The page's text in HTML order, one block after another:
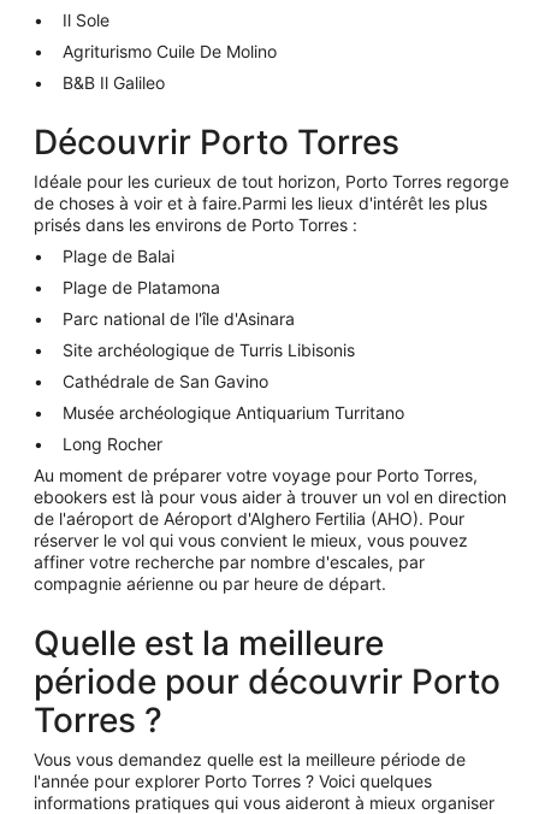
Il Sole
Agriturismo Cuile De Molino
B&B Il Galileo
Découvrir Porto Torres
Idéale pour les curieux de tout horizon, Porto Torres regorge
de choses à voir et à faire.Parmi les lieux d'intérêt les plus
prisés dans les environs de Porto Torres :
Plage de Balai
Plage de Platamona
Parc national de l'île d'Asinara
Site archéologique de Turris Libisonis
Cathédrale de San Gavino
Musée archéologique Antiquarium Turritano
Long Rocher
Au moment de préparer votre voyage pour Porto Torres,
ebookers est là pour vous aider à trouver un vol en direction
de l'aéroport de Aéroport d'Alghero Fertilia (AHO). Pour
réserver le vol qui vous convient le mieux, vous pouvez
affiner votre recherche par nombre d'escales, par
compagnie aérienne ou par heure de départ.
Quelle est la meilleure
période pour découvrir Porto
Torres ?
Vous vous demandez quelle est la meilleure période de
l'année pour explorer Porto Torres ? Voici quelques
informations pratiques qui vous aideront à mieux organiser